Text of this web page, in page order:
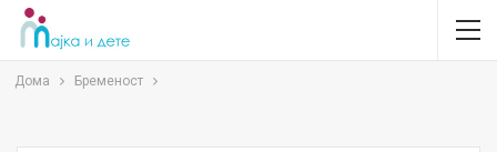
Дома Бременост